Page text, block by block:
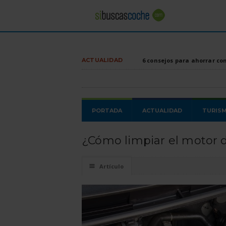
ACTUALIDAD 6 consejos para ahorrar
PORTADA ACTUALIDAD
¿Cómo limpiar el motor
☰ Artículo